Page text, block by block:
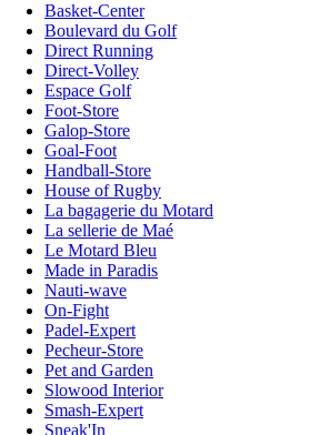
Basket-Center
Boulevard du Golf
Direct Running
Direct-Volley
Espace Golf
Foot-Store
Galop-Store
Goal-Foot
Handball-Store
House of Rugby
La bagagerie du Motard
La sellerie de Maé
Le Motard Bleu
Made in Paradis
Nauti-wave
On-Fight
Padel-Expert
Pecheur-Store
Pet and Garden
Slowood Interior
Smash-Expert
Sneak'In